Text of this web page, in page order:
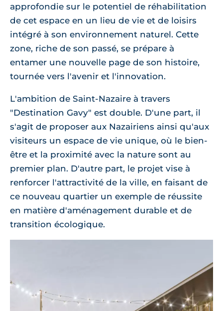
approfondie sur le potentiel de réhabilitation
de cet espace en un lieu de vie et de loisirs
intégré à son environnement naturel. Cette
zone, riche de son passé, se prépare à
entamer une nouvelle page de son histoire,
tournée vers l'avenir et l'innovation.
L'ambition de Saint-Nazaire à travers
"Destination Gavy" est double. D'une part, il
s'agit de proposer aux Nazairiens ainsi qu'aux
visiteurs un espace de vie unique, où le bien-
être et la proximité avec la nature sont au
premier plan. D'autre part, le projet vise à
renforcer l'attractivité de la ville, en faisant de
ce nouveau quartier un exemple de réussite
en matière d'aménagement durable et de
transition écologique.